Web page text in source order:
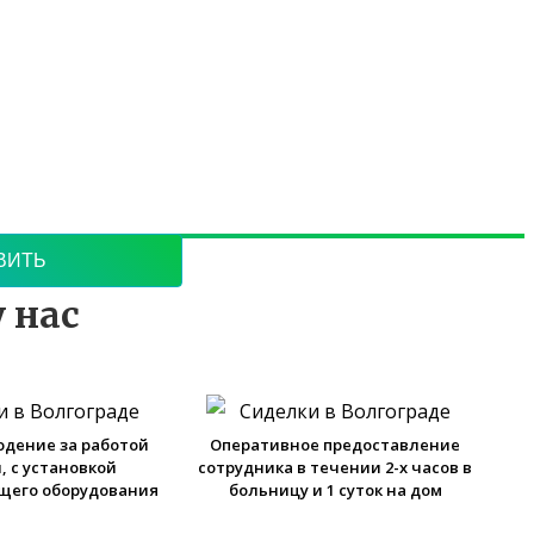
нас
за работой
с установкой
оборудования
Оперативное предоставление
сотрудника в течении 2-х часов в
больницу и 1 суток на дом